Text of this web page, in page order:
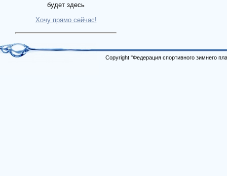
будет здесь
Хочу прямо сейчас!
Copyright "Федерация спортивного зимнего